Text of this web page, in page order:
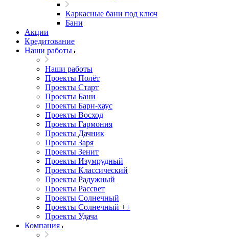
Каркасные бани под ключ
Бани
Акции
Кредитование
Наши работы
Наши работы
Проекты Полёт
Проекты Старт
Проекты Бани
Проекты Барн-хаус
Проекты Восход
Проекты Гармония
Проекты Дачник
Проекты Заря
Проекты Зенит
Проекты Изумрудный
Проекты Классический
Проекты Радужный
Проекты Рассвет
Проекты Солнечный
Проекты Солнечный ++
Проекты Удача
Компания